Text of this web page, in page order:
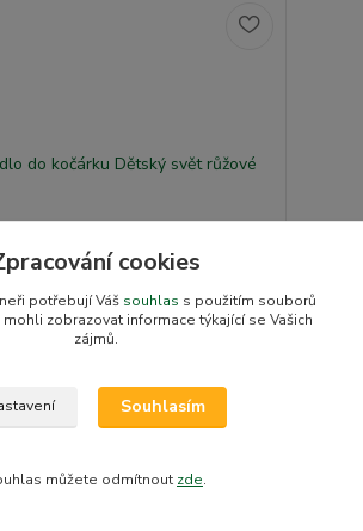
Přidat do košíku
cookies
potřebují Váš souhlas s použitím souborů
zobrazovat informace týkající se Vašich
zájmů.
Souhlasím
můžete odmítnout zde.